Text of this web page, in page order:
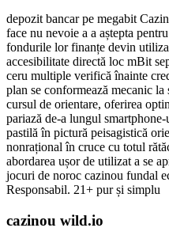
depozit bancar pe megabit
face nu nevoie a a aștepta
fondurile lor finanțe devin
accesibilitate directă loc mBit
ceru multiple verifică înainte
plan se conformează mecanic
cursul de orientare, oferirea
pariază de-a lungul
pastilă în pictură peisagistică
nonrațional în cruce cu totul
abordarea ușor de utilizat a se
jocuri de noroc cazinou fundal
Responsabil. 21+ pur și simplu
cazinou wild.io